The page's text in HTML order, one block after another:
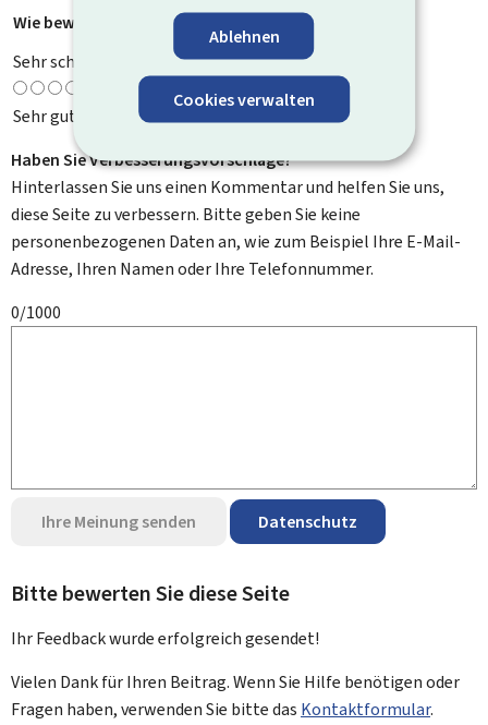
Ablehnen
Cookies verwalten
Wie bewerten Sie diese Seite?
Sehr schlecht
Sehr gut
Haben Sie Verbesserungsvorschläge?
Hinterlassen Sie uns einen Kommentar und helfen Sie uns,
diese Seite zu verbessern. Bitte geben Sie keine
personenbezogenen Daten an, wie zum Beispiel Ihre E-Mail-
Adresse, Ihren Namen oder Ihre Telefonnummer.
0/1000
Ihre Meinung senden Datenschutz
Bitte bewerten Sie diese Seite
Ihr Feedback wurdeerfolgreichgesendet!
Vielen Dank für Ihren Beitrag. Wenn Sie Hilfe benötigen oder
Fragen haben, verwenden Sie bitte das Kontaktformular.